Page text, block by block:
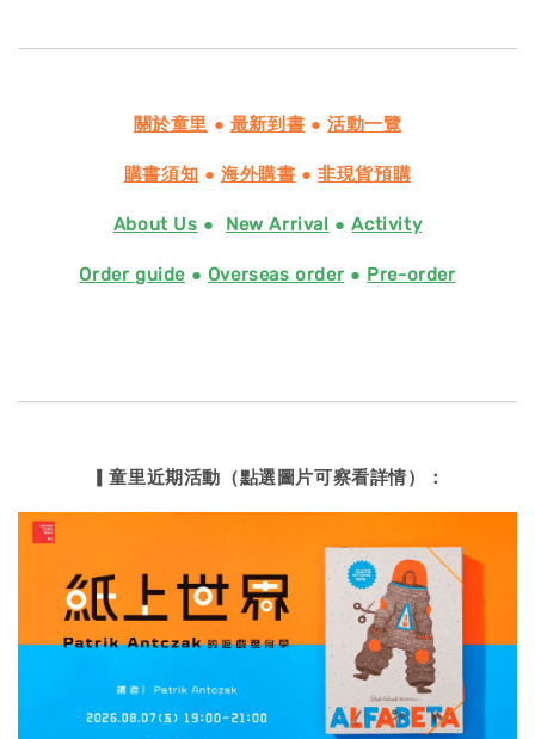
關於童里 ● 最新到書 ●活動一覽
購書須知 ● 海外購書 ●非現貨預購
About Us ● New Arrival ●Activity
Order guide ● Overseas order● Pre-order
▎童里近期活動（點選圖片可察看詳情）：